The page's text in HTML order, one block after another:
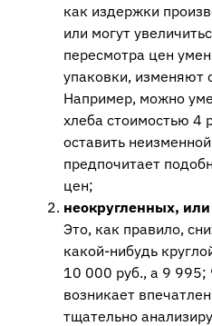
как издержки
или могут
пересмотра цен
упаковки, изменяют
Например, можно
хлеба стоимостью 4
оставить
предпочитает
цен;
неокругленных,
Это, как правило,
какой-нибудь
10 000 руб., а 9 995;
возникает
тщательно